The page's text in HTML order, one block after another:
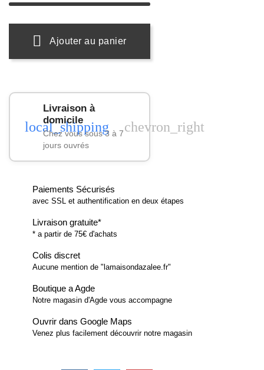
Ajouter au panier
local_shipping
Livraison à
domicile
Chez vous sous 3 à 7
jours ouvrés
chevron_right
Paiements Sécurisés
avec SSL et authentification en deux étapes
Livraison gratuite*
* a partir de 75€ d'achats
Colis discret
Aucune mention de "lamaisondazalee.fr"
Boutique a Agde
Notre magasin d'Agde vous accompagne
Ouvrir dans Google Maps
Venez plus facilement découvrir notre magasin